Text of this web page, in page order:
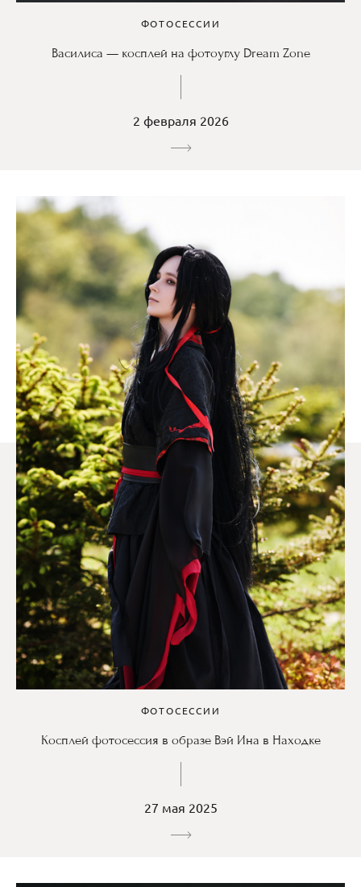
ФОТОСЕССИИ
Василиса — косплей на фотоуглу Dream Zone
2 февраля 2026
ФОТОСЕССИИ
Косплей фотосессия в образе Вэй Ина в Находке
27 мая 2025